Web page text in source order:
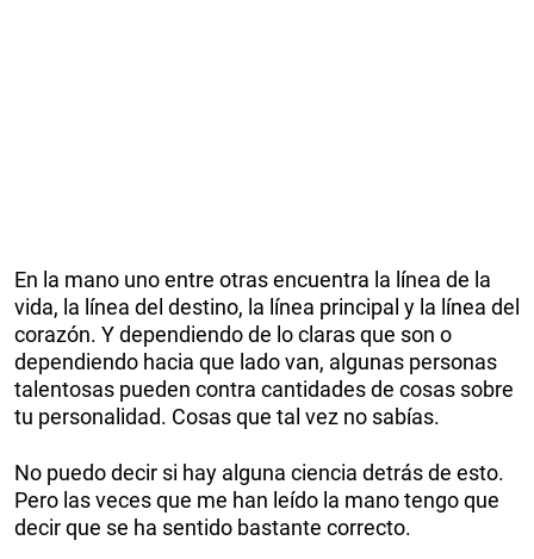
En la mano uno entre otras encuentra la línea de la
vida, la línea del destino, la línea principal y la línea del
corazón. Y dependiendo de lo claras que son o
dependiendo hacia que lado van, algunas personas
talentosas pueden contra cantidades de cosas sobre
tu personalidad. Cosas que tal vez no sabías.
No puedo decir si hay alguna ciencia detrás de esto.
Pero las veces que me han leído la mano tengo que
decir que se ha sentido bastante correcto.